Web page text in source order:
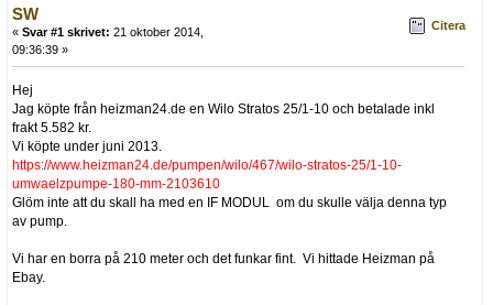
SW
« Svar #1 skrivet: 21 oktober 2014,
09:36:39 »
Citera
Hej
Jag köpte från heizman24.de en Wilo Stratos 25/1-10 och betalade inkl
frakt 5.582 kr.
Vi köpte under juni 2013.
https://www.heizman24.de/pumpen/wilo/467/wilo-stratos-25/1-10-
umwaelzpumpe-180-mm-2103610
Glöm inte att du skall ha med en IF MODUL om du skulle välja denna typ
av pump.
Vi har en borra på 210 meter och det funkar fint. Vi hittade Heizman på
Ebay.